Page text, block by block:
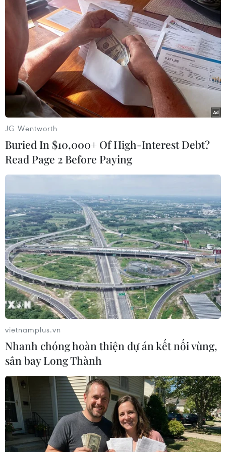
TIN LIÊN QUAN
Mỹ sơ tán máy bay quân sự tại căn cứ ở
Qatar nhằm tránh cuộc không kích của
Iran
20/06/2025 04:15
Đây là động thái có thể nhằm bảo vệ các máy bay khỏi
các cuộc không kích của Iran trong bối cảnh Washington
cân nhắc liệu có nên can thiệp vào cuộc xung đột của
Tehran với Israel hay không.
JG Wentworth
Buried In $10,000+ Of High-Interest Debt?
Read Page 2 Before Paying
vietnamplus.vn
Nhanh chóng hoàn thiện dự án kết nối vùng,
sân bay Long Thành